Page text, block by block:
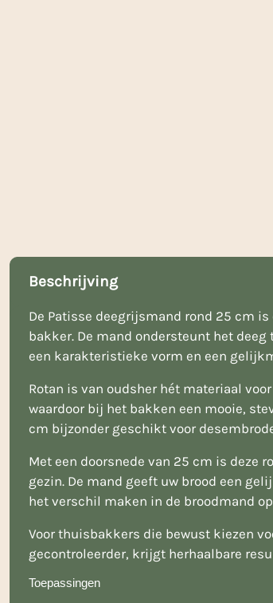
Beschrijving
De Patisse deegrijsmand rond 25 cm
bakker. De mand ondersteunt het
een karakteristieke vorm en een
Rotan is van oudsher hét materiaal
waardoor bij het bakken een mooie,
cm bijzonder geschikt voor
Met een doorsnede van 25 cm is deze
gezin. De mand geeft uw brood een
het verschil maken in de broodmand
Voor thuisbakkers die bewust kiezen
gecontroleerder, krijgt herhaalbare
Toepassingen